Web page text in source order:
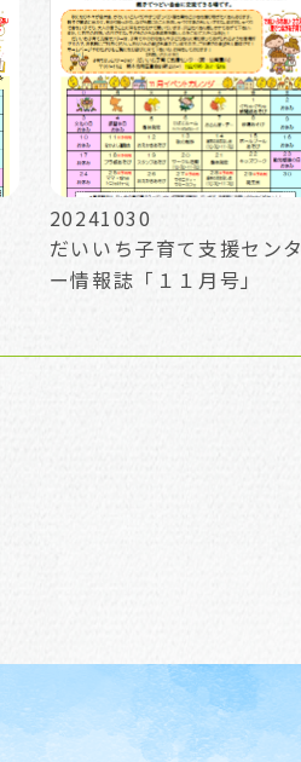
20241030
だいいち子育て支援センタ
ー情報誌「１１月号」